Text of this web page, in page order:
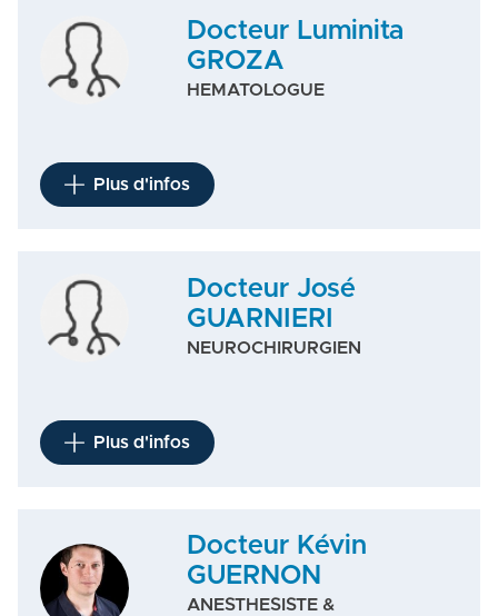
Docteur Luminita
GROZA
HEMATOLOGUE
Plus d'infos
Docteur José
GUARNIERI
NEUROCHIRURGIEN
Plus d'infos
Docteur Kévin
GUERNON
ANESTHESISTE &